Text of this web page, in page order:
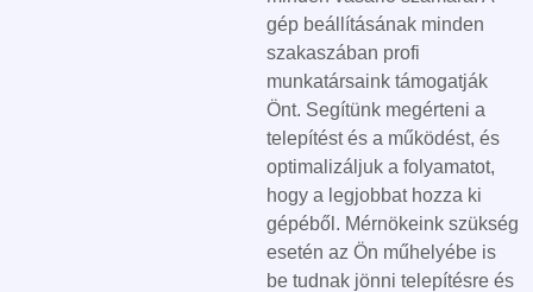
gép beállításának minden
szakaszában profi
munkatársaink támogatják
Önt. Segítünk megérteni a
telepítést és a működést, és
optimalizáljuk a folyamatot,
hogy a legjobbat hozza ki
gépéből. Mérnökeink szükség
esetén az Ön műhelyébe is
be tudnak jönni telepítésre és